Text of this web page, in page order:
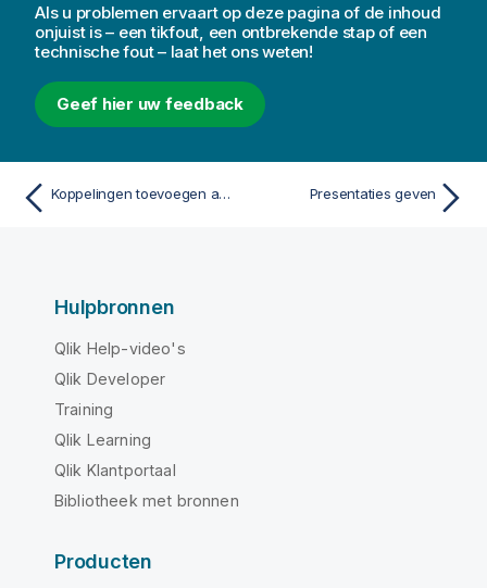
Als u problemen ervaart op deze pagina of de inhoud
onjuist is – een tikfout, een ontbrekende stap of een
technische fout – laat het ons weten!
Geef hier uw feedback
Koppelingen toevoegen aan een dia Presentaties geven
Hulpbronnen
Qlik Help-video's
Qlik Developer
Training
Qlik Learning
Qlik Klantportaal
Bibliotheek met bronnen
Producten